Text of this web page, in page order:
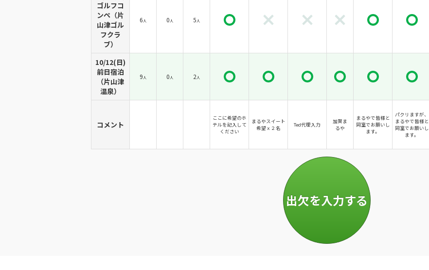
ゴルフコ
ンペ（片
山津ゴル
フクラ
ブ）
6人 0人 5人
10/12(日)
前日宿泊
（片山津
温泉）
9人 0人 2人
コメント
ここに希望のホ
テルを記入して
ください
まるやスイート
希望ｘ２名
Ted代理入力
加賀ま
るや
まるやで皆様と
同室でお願いし
ます。
パクリますが、
まるやで皆様と
同室でお願いし
ます。